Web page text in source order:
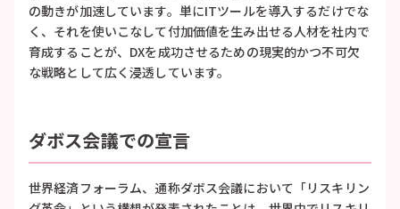
の動きが加速しています。単にITツールを導入するだけでな
く、それを使いこなして付加価値を生み出せる人材を社内で
育成することが、DXを成功させるための現実的かつ不可欠
な戦略として広く浸透しています。
ダボス会議での宣言
世界経済フォーラム、通称ダボス会議において「リスキリン